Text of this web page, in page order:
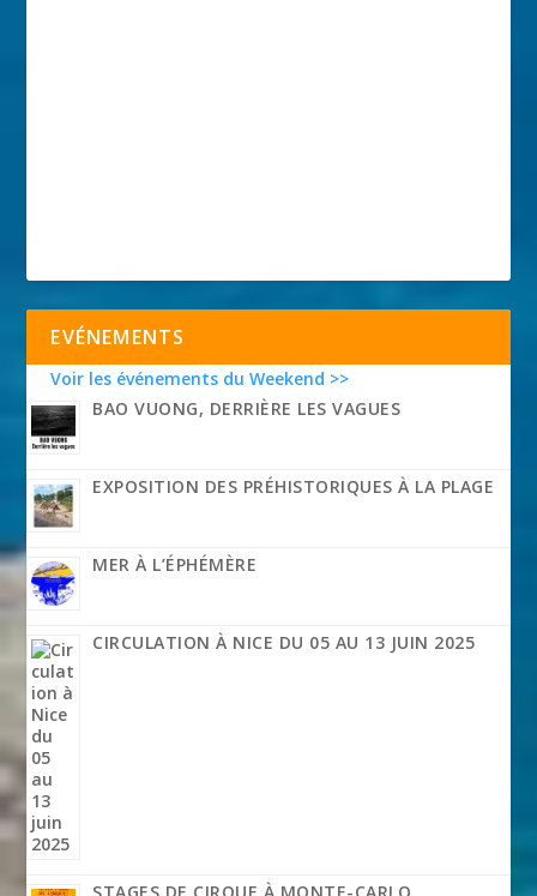
EVÉNEMENTS
Voir les événements du Weekend >>
BAO VUONG, DERRIÈRE LES VAGUES
EXPOSITION DES PRÉHISTORIQUES À LA PLAGE
MER À L’ÉPHÉMÈRE
CIRCULATION À NICE DU 05 AU 13 JUIN 2025